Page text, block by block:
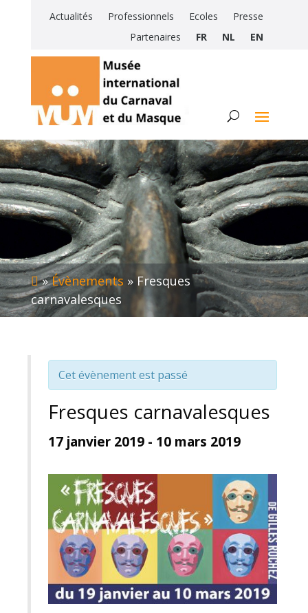
Actualités Professionnels Ecoles
Presse
Partenaires
FR NL EN
»Évènements »Fresques
carnavalesques
Cet évènement est passé
Fresques carnavalesques
17 janvier 2019- 10 mars 2019